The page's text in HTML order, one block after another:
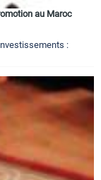
au Maroc
: